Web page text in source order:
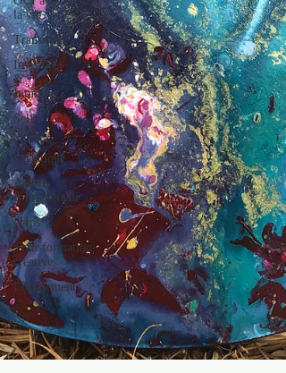
la vie
Transition
Invisible
&
Intuition
Self
Care
Quantique
Artiste-
Entrepreneur
corps
Transformation
créative
Engagement